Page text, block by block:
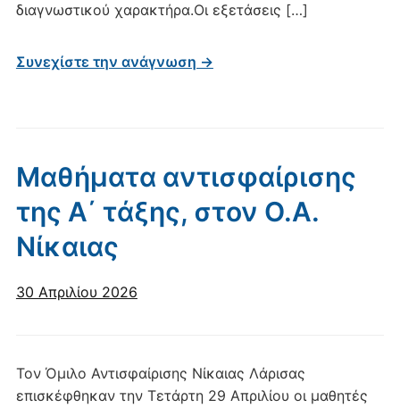
διαγνωστικού χαρακτήρα.Οι εξετάσεις […]
Συνεχίστε την ανάγνωση →
Μαθήματα αντισφαίρισης
της Α΄ τάξης, στον Ο.Α.
Νίκαιας
30 Απριλίου 2026
Τον Όμιλο Αντισφαίρισης Νίκαιας Λάρισας
επισκέφθηκαν την Τετάρτη 29 Απριλίου οι μαθητές